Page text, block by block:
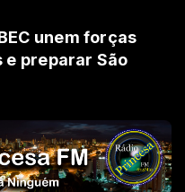
unem forças
preparar São